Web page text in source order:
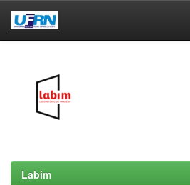
Labim